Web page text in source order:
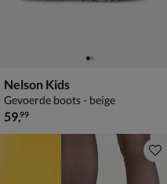
Nelson Kids
Gevoerde boots - beige
€ 59,99
59,99